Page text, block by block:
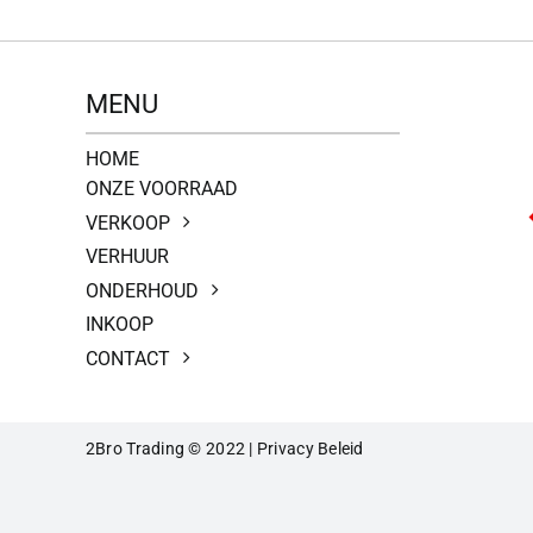
MENU
HOME
ONZE VOORRAAD
VERKOOP
VERHUUR
ONDERHOUD
INKOOP
CONTACT
2Bro Trading © 2022 | Privacy Beleid